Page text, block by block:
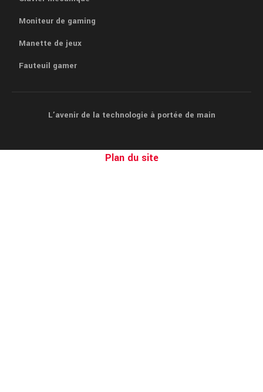
Moniteur de gaming
Manette de jeux
Fauteuil gamer
L’avenir de la technologie à portée de main
Plan du site